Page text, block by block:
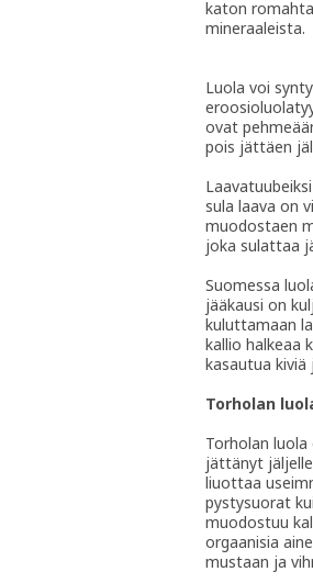
katon
mineraaleista.
Luola voi
ovat
pois jättäen
sula laava on
muodostaen
joka sulattaa
Suomessa
jääkausi on
kuluttamaan
kallio halkeaa
kasautua kiviä
Torholan
Torholan
jättänyt
liuottaa
pystysuorat
muodostuu
orgaanisia
mustaan ja